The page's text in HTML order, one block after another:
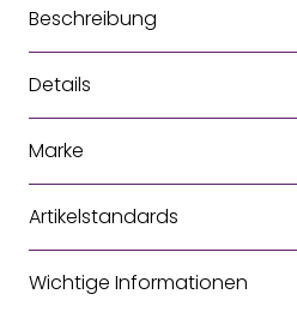
Beschreibung
Details
Marke
Artikelstandards
Wichtige Informationen